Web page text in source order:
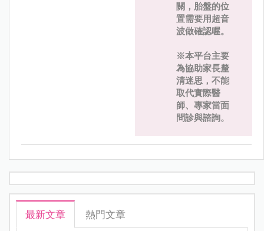
關，胎盤的位
置需要用超音
波做確認喔。
※本平台主要
為協助家長釐
清迷思，不能
取代實際醫
師、專家當面
問診與諮詢。
最新文章 熱門文章